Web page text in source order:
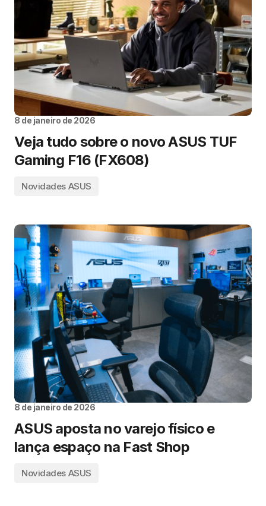
8 de janeiro de 2026
Veja tudo sobre o novo ASUS TUF
Gaming F16 (FX608)
Novidades ASUS
8 de janeiro de 2026
ASUS aposta no varejo físico e
lança espaço na Fast Shop
Novidades ASUS